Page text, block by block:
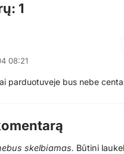
1
08:21
parduotuveje bus nebe
skelbiamas. Būtini